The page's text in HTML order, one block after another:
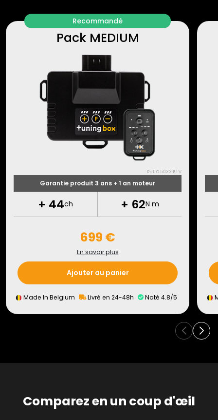
Recommandé
Pack MEDIUM
Ref: O.5033.B.1.V
Garantie produit 3 ans + 1 an moteur
+ 44ch + 62N m
699 €
En savoir plus
Ajouter au panier
Made In Belgium Livré en 24-48h Noté 4.8/5
Comparez en un coup d'œil